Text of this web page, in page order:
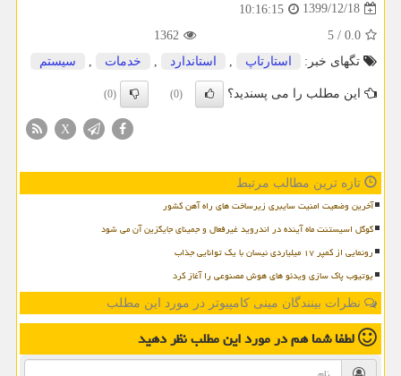
1399/12/18
10:16:15
0.0
/
5
1362
تگهای خبر:
استارتاپ استاندارد خدمات سیستم
این مطلب را می پسندید؟ (0)
(0)
X
تازه ترین مطالب مرتبط
آخرین وضعیت امنیت سایبری زیرساخت های راه آهن کشور
گوگل اسیستنت ماه آینده در اندروید غیرفعال و جمینای جایگزین آن می شود
رونمایی از کمپر ۱۷ میلیاردی نیسان با یک توانایی جذاب
یوتیوب پاک سازی ویدئو های هوش مصنوعی را آغاز کرد
نظرات بینندگان مینی کامپیوتر در مورد این مطلب
لطفا شما همدر مورد این مطلبنظر دهید